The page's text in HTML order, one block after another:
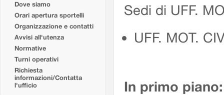
Dove siamo
Orari apertura sportelli
Organizzazione e contatti
Avvisi all'utenza
Normative
Turni operativi
Richiesta
informazioni/Contatta
l'ufficio
Sedi di UFF.
UFF. MOT.
In primo piano: